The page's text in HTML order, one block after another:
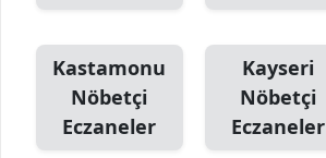
Kastamonu
Nöbetçi
Eczaneler
Kayseri
Nöbetçi
Eczaneler